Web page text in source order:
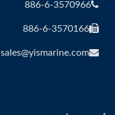
886-6-3570966
886-6-3570166
sales@yismarine.com